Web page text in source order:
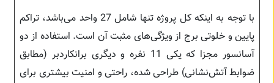
با توجه به اینکه کل پروژه تنها شامل 27 واحد می‌باشد، تراکم
پایین و خلوتی برج از ویژگی‌های مثبت آن است. استفاده از دو
آسانسور مجزا که یکی 11 نفره و دیگری برانکاردبر (مطابق
ضوابط آتش‌نشانی) طراحی شده، راحتی و امنیت بیشتری برای